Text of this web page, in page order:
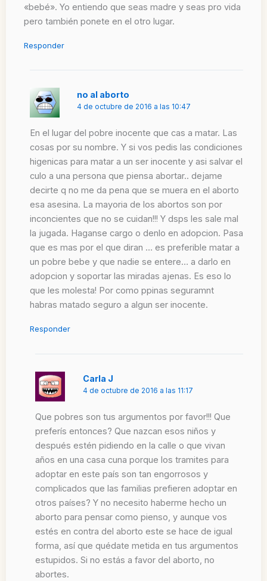
«bebé». Yo entiendo que seas madre y seas pro vida
pero también ponete en el otro lugar.
Responder
no al aborto
4 de octubre de 2016 a las 10:47
En el lugar del pobre inocente que cas a matar. Las
cosas por su nombre. Y si vos pedis las condiciones
higenicas para matar a un ser inocente y asi salvar el
culo a una persona que piensa abortar.. dejame
decirte q no me da pena que se muera en el aborto
esa asesina. La mayoria de los abortos son por
inconcientes que no se cuidan!!! Y dsps les sale mal
la jugada. Haganse cargo o denlo en adopcion. Pasa
que es mas por el que diran … es preferible matar a
un pobre bebe y que nadie se entere… a darlo en
adopcion y soportar las miradas ajenas. Es eso lo
que les molesta! Por como ppinas seguramnt
habras matado seguro a algun ser inocente.
Responder
Carla J
4 de octubre de 2016 a las 11:17
Que pobres son tus argumentos por favor!!! Que
preferís entonces? Que nazcan esos niños y
después estén pidiendo en la calle o que vivan
años en una casa cuna porque los tramites para
adoptar en este país son tan engorrosos y
complicados que las familias prefieren adoptar en
otros países? Y no necesito haberme hecho un
aborto para pensar como pienso, y aunque vos
estés en contra del aborto este se hace de igual
forma, así que quédate metida en tus argumentos
estupidos. Si no estás a favor del aborto, no
abortes.